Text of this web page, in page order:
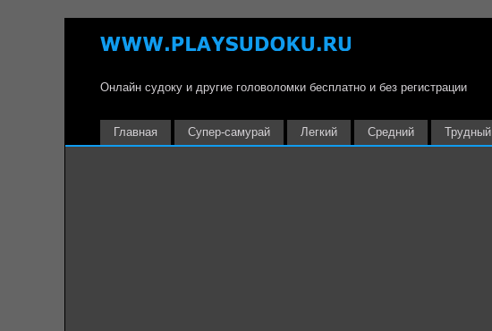
Онлайн судоку и другие головоломки бесплатно и без регистрации
Главная Супер-самурай Легкий Средний Трудный